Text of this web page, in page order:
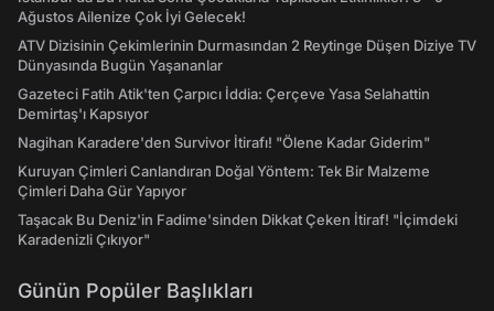
Ağustos Ailenize Çok İyi Gelecek!
ATV Dizisinin Çekimlerinin Durmasından 2 Reytinge Düşen Diziye TV
Dünyasında Bugün Yaşananlar
Gazeteci Fatih Atik'ten Çarpıcı İddia: Çerçeve Yasa Selahattin
Demirtaş'ı Kapsıyor
Nagihan Karadere'den Survivor İtirafı! "Ölene Kadar Giderim"
Kuruyan Çimleri Canlandıran Doğal Yöntem: Tek Bir Malzeme
Çimleri Daha Gür Yapıyor
Taşacak Bu Deniz'in Fadime'sinden Dikkat Çeken İtiraf! "İçimdeki
Karadenizli Çıkıyor"
Günün Popüler Başlıkları